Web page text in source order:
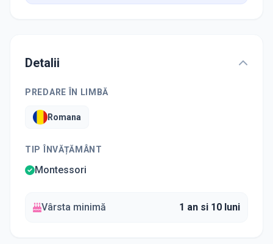
Detalii
PREDARE ÎN LIMBĂ
Romana
TIP ÎNVĂȚĂMÂNT
Montessori
Vârsta minimă 1 an si 10 luni